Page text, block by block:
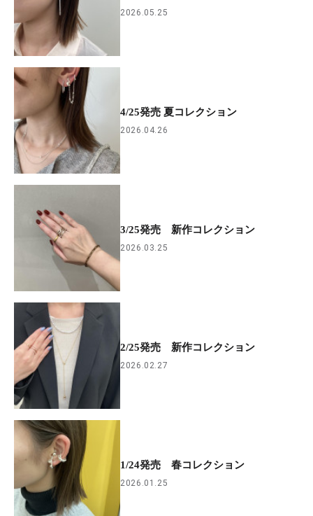
2026.05.25
4/25発売 夏コレクション
2026.04.26
3/25発売 新作コレクション
2026.03.25
2/25発売 新作コレクション
2026.02.27
1/24発売 春コレクション
2026.01.25